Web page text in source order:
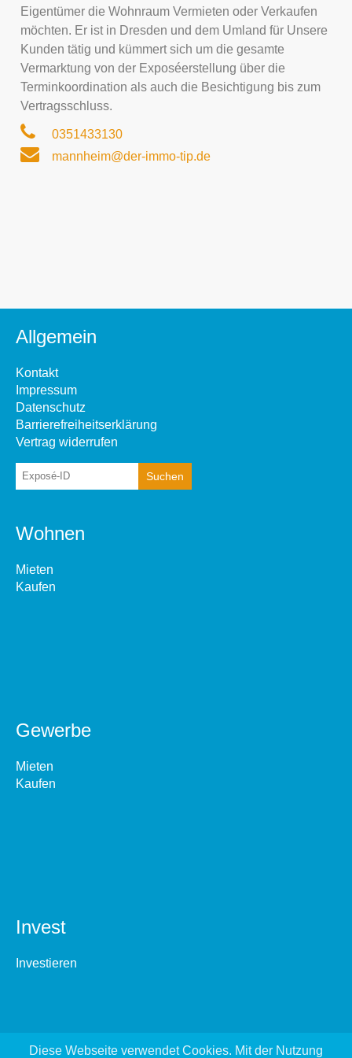
Eigentümer die Wohnraum Vermieten oder Verkaufen
möchten. Er ist in Dresden und dem Umland für Unsere
Kunden tätig und kümmert sich um die gesamte
Vermarktung von der Exposéerstellung über die
Terminkoordination als auch die Besichtigung bis zum
Vertragsschluss.
0351433130
mannheim@der-immo-tip.de
Allgemein
Kontakt
Impressum
Datenschutz
Barrierefreiheitserklärung
Vertrag widerrufen
Wohnen
Mieten
Kaufen
Gewerbe
Mieten
Kaufen
Invest
Investieren
Diese Webseite verwendet Cookies. Mit der Nutzung